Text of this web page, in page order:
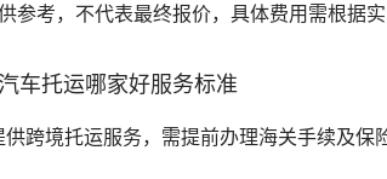
参考，不代表最终报价，具体费用需根据
车托运哪家好服务标准
跨境托运服务，需提前办理海关手续及保险